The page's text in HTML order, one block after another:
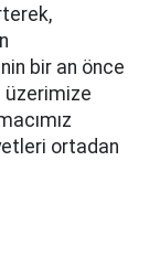
bir an önce
üzerimize
ortadan